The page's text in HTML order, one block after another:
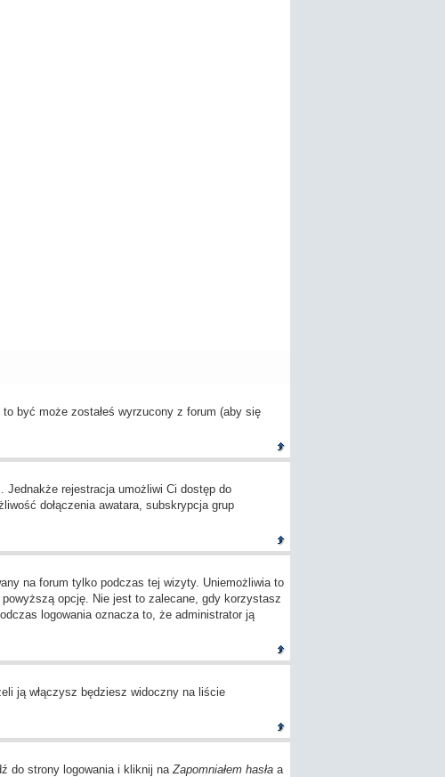
być może zostałeś wyrzucony z forum (aby się
rejestracja umożliwi Ci dostęp do
dołączenia awatara, subskrypcja grup
na forum tylko podczas tej wizyty. Uniemożliwia to
opcję. Nie jest to zalecane, gdy korzystasz
logowania oznacza to, że administrator ją
ją włączysz będziesz widoczny na liście
do strony logowania i kliknij na Zapomniałem hasłaa